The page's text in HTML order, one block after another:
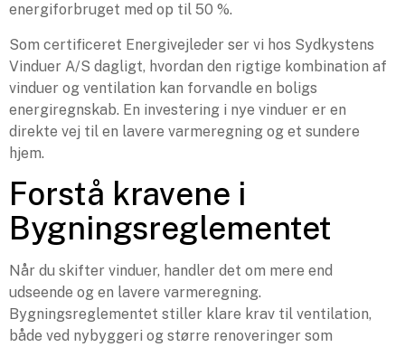
energiforbruget med op til 50 %.
Som certificeret Energivejleder ser vi hos Sydkystens
Vinduer A/S dagligt, hvordan den rigtige kombination af
vinduer og ventilation kan forvandle en boligs
energiregnskab. En investering i nye vinduer er en
direkte vej til en lavere varmeregning og et sundere
hjem.
Forstå kravene i
Bygningsreglementet
Når du skifter vinduer, handler det om mere end
udseende og en lavere varmeregning.
Bygningsreglementet stiller klare krav til ventilation,
både ved nybyggeri og større renoveringer som